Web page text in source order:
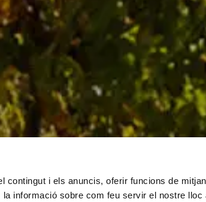
contingut i els anuncis, oferir funcions de
informació sobre com feu servir el nostre lloc